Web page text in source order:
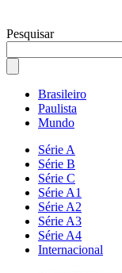
Pesquisar
Brasileiro
Paulista
Mundo
Série A
Série B
Série C
Série A1
Série A2
Série A3
Série A4
Internacional